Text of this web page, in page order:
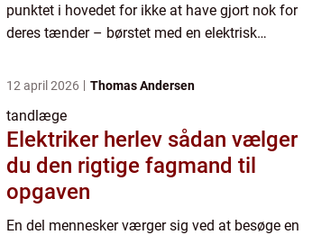
punktet i hovedet for ikke at have gjort nok for
deres tænder – børstet med en elektrisk
12 april 2026 Thomas Andersen
tandlæge
Elektriker herlev sådan vælger
du den rigtige fagmand til
opgaven
En del mennesker værger sig ved at besøge en